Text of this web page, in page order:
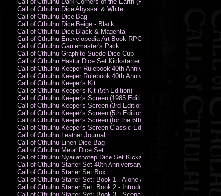
Call of Cthulhu Dark Corners of the Earth (PC)
Call of Cthulhu Dice Abyssal & White
Call of Cthulhu Dice Bag
Call of Cthulhu Dice Beige - Black
Call of Cthulhu Dice Black & Magenta
Call of Cthulhu Encyclopedia Art Book RPG KA
Call of Cthulhu Gamemaster's Pack
Call of Cthulhu Graphite Suede Dice Cup
Call of Cthulhu Hastur Dice Set Kickstarter Edition
Call of Cthulhu Keeper Rulebook 40th Anniversary Edition
Call of Cthulhu Keeper Rulebook 40th Anniversary Edition (PDF)
Call of Cthulhu Keeper's Kit
Call of Cthulhu Keeper's Kit (5th Edition)
Call of Cthulhu Keeper's Screen (1985 Edition)
Call of Cthulhu Keeper's Screen (3rd Edition)
Call of Cthulhu Keeper's Screen (5th Edition)
Call of Cthulhu Keeper's Screen (for the 6th Edition Rules)
Call of Cthulhu Keeper's Screen Classic Edition
Call of Cthulhu Leather Journal
Call of Cthulhu Linen Dice Bag
Call of Cthulhu Metal Dice Set
Call of Cthulhu Nyarlathotep Dice Set Kickstarter Edition
Call of Cthulhu Starter Set 40th Anniversary Edition
Call of Cthulhu Starter Set Box
Call of Cthulhu Starter Set: Book 1 - Alone Against the Flames
Call of Cthulhu Starter Set: Book 2 - Introductory Rules
Call of Cthulhu Starter Set: Book 3 - Scenarios